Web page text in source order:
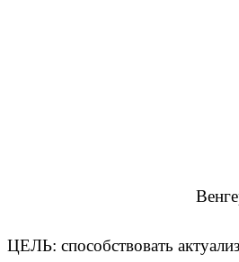
ЦЕЛЬ: способствовать